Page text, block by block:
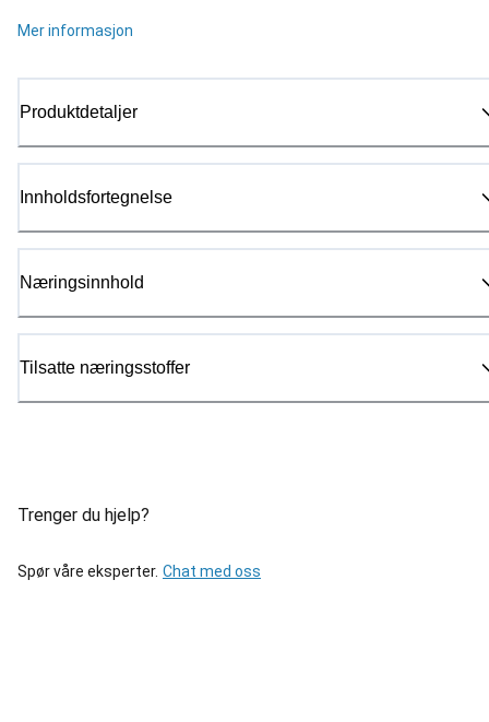
Mer informasjon
Produktdetaljer
Innholdsfortegnelse
Næringsinnhold
Tilsatte næringsstoffer
Trenger du hjelp?
Spør våre eksperter. Chat med oss